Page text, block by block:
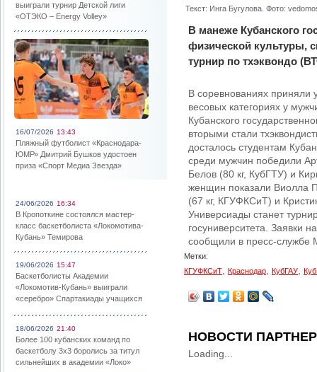
выиграли турнир Детской лиги
«ОТЭКО – Energy Volley»
16/07/2026 13:43
Пляжный футболист «Краснодара-
ЮМР» Дмитрий Бушков удостоен
приза «Спорт Медиа Звезда»
24/06/2026 16:34
В Кропоткине состоялся мастер-
класс баскетболиста «Локомотива-
Кубань» Темирова
19/06/2026 15:47
Баскетболисты Академии
«Локомотив-Кубань» выиграли
«серебро» Спартакиады учащихся
18/06/2026 21:40
Более 100 кубанских команд по
баскетболу 3х3 боролись за титул
сильнейших в академии «Локо»
Текст: Инга Бугулова. Фото:
В манеже Кубанского
физической культуры,
турнир по тхэквондо
В соревнованиях приняли
весовых категориях у
Кубанского
вторыми стали
досталось студентам
среди мужчин победили
Белов (80 кг, КубГТУ) и
женщин показали Виолла
(67 кг, КГУФКСиТ) и
Универсиады станет
госуниверситета. Заявки
сообщили в пресс-службе
Метки:
КГУФКСиТ
Краснодар КубГАУ
НОВОСТИ
Loading...